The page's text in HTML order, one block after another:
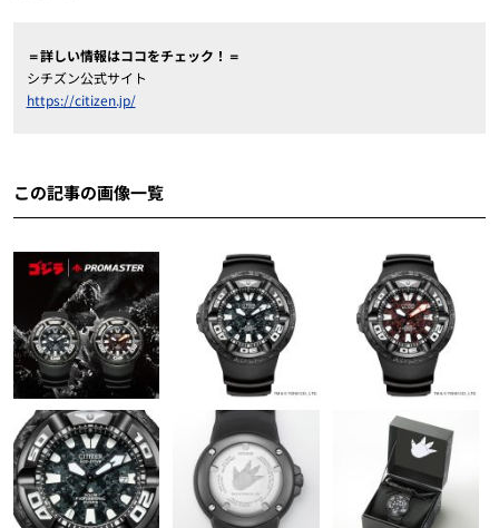
＝詳しい情報はココをチェック！＝
シチズン公式サイト
https://citizen.jp/
この記事の画像一覧